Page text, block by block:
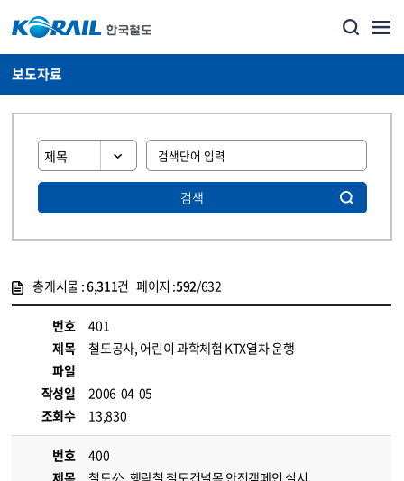
보도자료
검색
총게시물 :6,311건 페이지 :592/632
번호
401
제목
철도공사, 어린이 과학체험 KTX열차 운행
파일
작성일
2006-04-05
조회수
13,830
번호
400
제목
철도公, 행락철 철도건널목 안전캠페인 실시